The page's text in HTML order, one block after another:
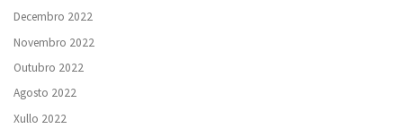
Decembro 2022
Novembro 2022
Outubro 2022
Agosto 2022
Xullo 2022